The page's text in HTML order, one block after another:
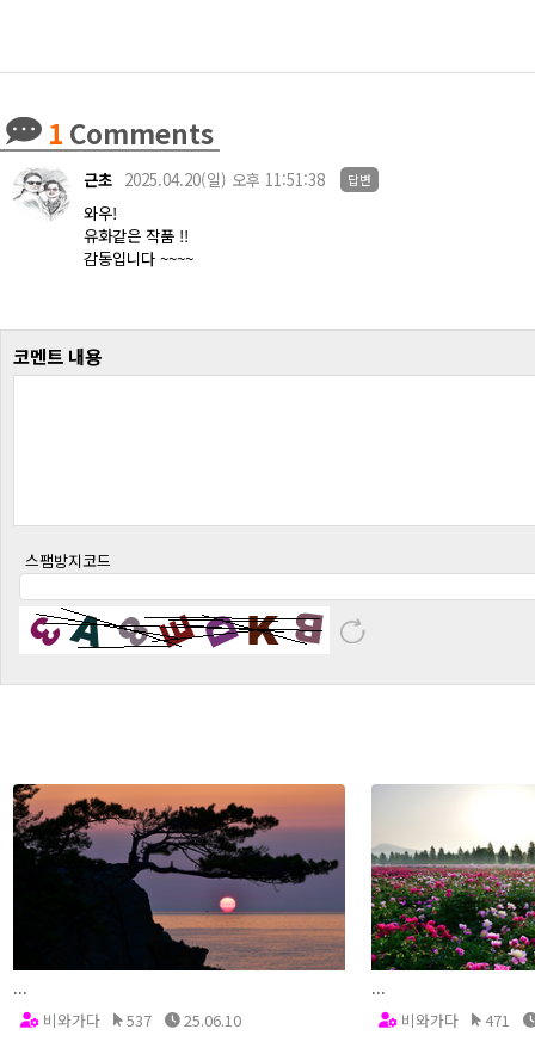
1 Comments
근초 2025.04.20(일) 오후 11:51:38 답변
와우!
유화같은 작품 !!
감동입니다 ~~~~
코멘트 내용
스팸방지코드
...
비와가다
537 25.06.10
...
비와가다
471